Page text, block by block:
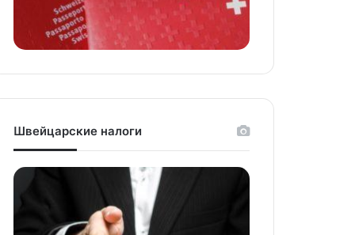
Швейцарские налоги